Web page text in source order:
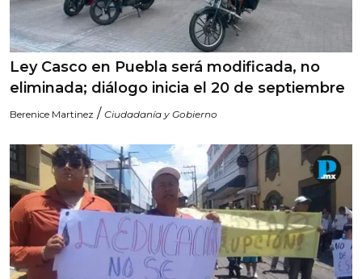
Ley Casco en Puebla será modificada, no
eliminada; diálogo inicia el 20 de septiembre
Berenice Martinez / Ciudadanía y Gobierno